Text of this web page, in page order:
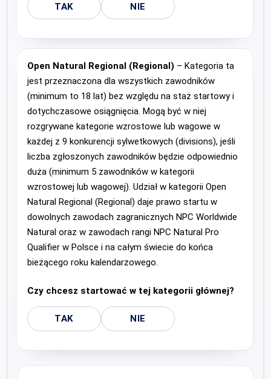
TAK NIE
Open Natural Regional (Regional) – Kategoria ta
jest przeznaczona dla wszystkich zawodników
(minimum to 18 lat) bez względu na staż startowy i
dotychczasowe osiągnięcia. Mogą być w niej
rozgrywane kategorie wzrostowe lub wagowe w
każdej z 9 konkurencji sylwetkowych (divisions), jeśli
liczba zgłoszonych zawodników będzie odpowiednio
duża (minimum 5 zawodników w kategorii
wzrostowej lub wagowej). Udział w kategorii Open
Natural Regional (Regional) daje prawo startu w
dowolnych zawodach zagranicznych NPC Worldwide
Natural oraz w zawodach rangi NPC Natural Pro
Qualifier w Polsce i na całym świecie do końca
bieżącego roku kalendarzowego.
Czy chcesz startować w tej kategorii głównej?
TAK NIE